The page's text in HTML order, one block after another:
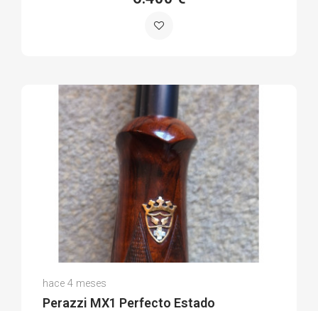
hace 4 meses
Perazzi MX1 Perfecto Estado